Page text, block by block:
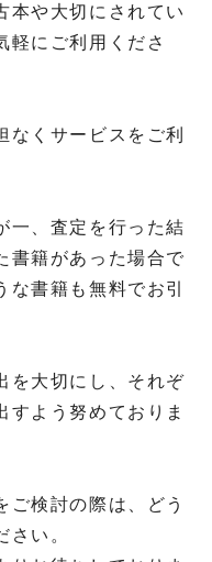
本や大切にされてい
軽にご利用くださ
なくサービスをご利
一、査定を行った結
書籍があった場合で
な書籍も無料でお引
を大切にし、それぞ
すよう努めておりま
ご検討の際は、どう
い。